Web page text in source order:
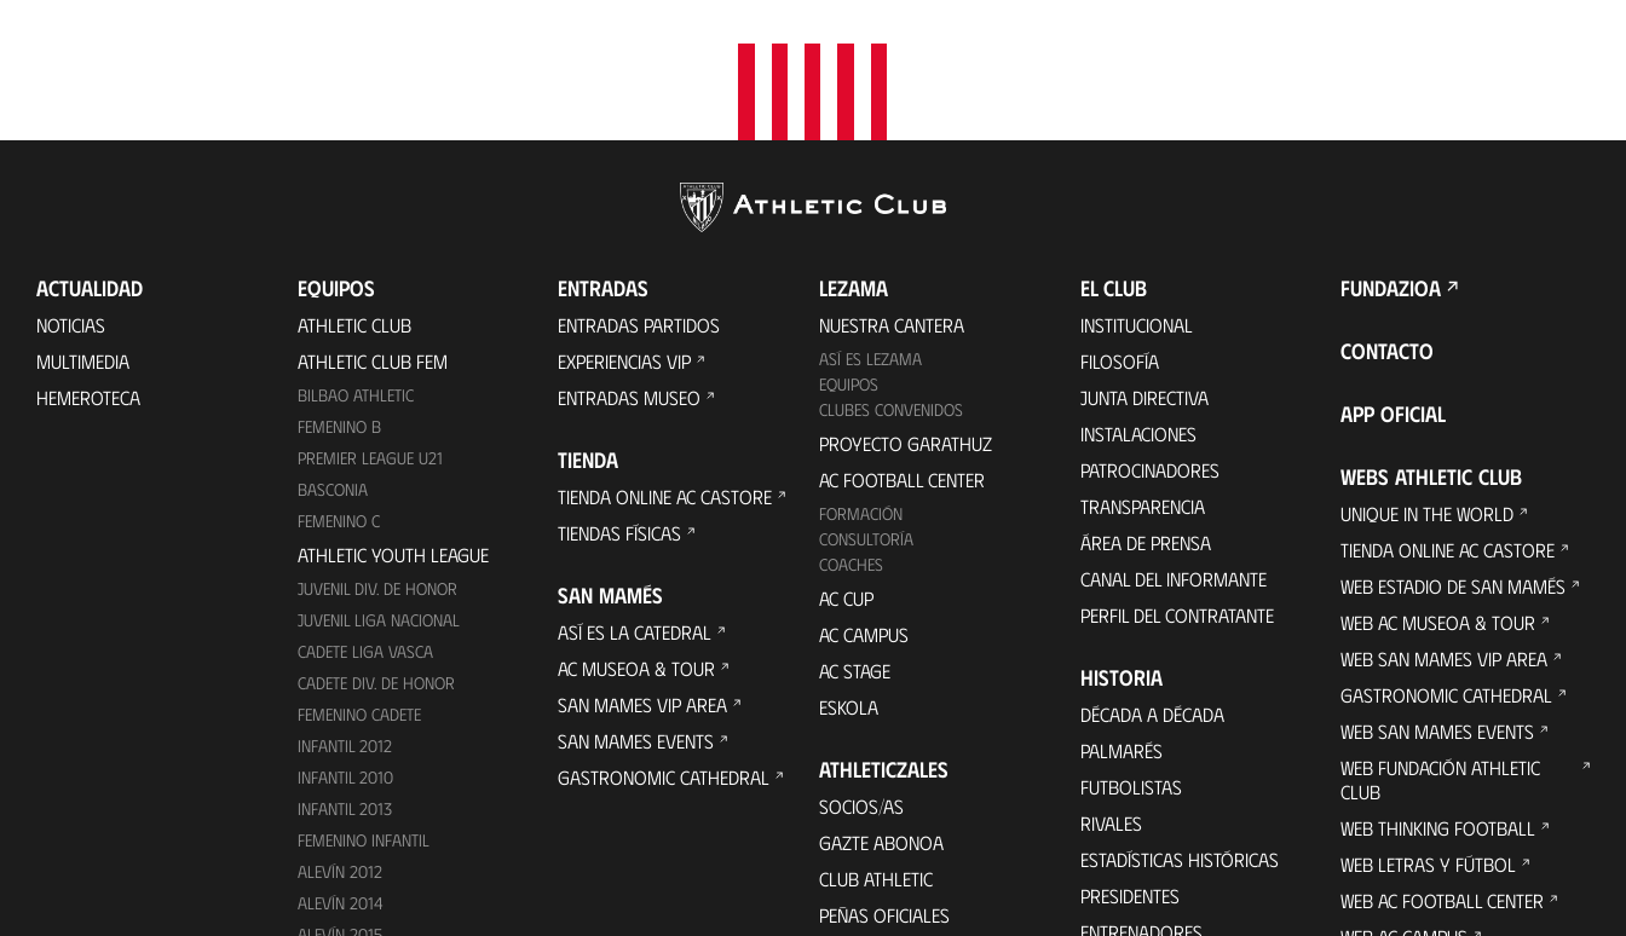
ACTUALIDAD
NOTICIAS
MULTIMEDIA
HEMEROTECA
EQUIPOS
ATHLETIC CLUB
ATHLETIC CLUB FEM
BILBAO ATHLETIC
FEMENINO B
PREMIER LEAGUE U21
BASCONIA
FEMENINO C
ATHLETIC YOUTH LEAGUE
JUVENIL DIV. DE HONOR
JUVENIL LIGA NACIONAL
CADETE LIGA VASCA
CADETE DIV. DE HONOR
FEMENINO CADETE
INFANTIL 2012
INFANTIL 2010
INFANTIL 2013
FEMENINO INFANTIL
ALEVÍN 2012
ALEVÍN 2014
ENTRADAS
ENTRADAS PARTIDOS
EXPERIENCIAS VIP
ENTRADAS MUSEO
TIENDA
TIENDA ONLINE AC CASTORE
TIENDAS FÍSICAS
SAN MAMÉS
ASÍ ES LA CATEDRAL
AC MUSEOA & TOUR
SAN MAMES VIP AREA
SAN MAMES EVENTS
GASTRONOMIC CATHEDRAL
LEZAMA
NUESTRA CANTERA
ASÍ ES LEZAMA
EQUIPOS
CLUBES CONVENIDOS
PROYECTO GARATHUZ
AC FOOTBALL CENTER
FORMACIÓN
CONSULTORÍA
COACHES
AC CUP
AC CAMPUS
AC STAGE
ESKOLA
ATHLETICZALES
SOCIOS/AS
GAZTE ABONOA
CLUB ATHLETIC
PEÑAS OFICIALES
EL CLUB
INSTITUCIONAL
FILOSOFÍA
JUNTA DIRECTIVA
INSTALACIONES
PATROCINADORES
TRANSPARENCIA
ÁREA DE PRENSA
CANAL DEL INFORMANTE
PERFIL DEL CONTRATANTE
HISTORIA
DÉCADA A DÉCADA
PALMARÉS
FUTBOLISTAS
RIVALES
ESTADÍSTICAS HISTÓRICAS
PRESIDENTES
FUNDAZIOA
CONTACTO
APP OFICIAL
WEBS ATHLETIC CLUB
UNIQUE IN THE WORLD
TIENDA ONLINE AC CASTORE
WEB ESTADIO DE SAN MAMÉS
WEB AC MUSEOA & TOUR
WEB SAN MAMES VIP AREA
GASTRONOMIC CATHEDRAL
WEB SAN MAMES EVENTS
WEB FUNDACIÓN ATHLETIC
CLUB
WEB THINKING FOOTBALL
WEB LETRAS Y FÚTBOL
WEB AC FOOTBALL CENTER